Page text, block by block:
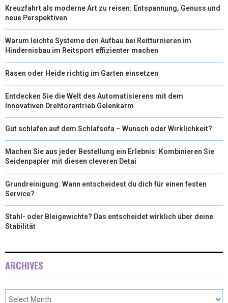
Kreuzfahrt als moderne Art zu reisen: Entspannung, Genuss und
neue Perspektiven
Warum leichte Systeme den Aufbau bei Reitturnieren im
Hindernisbau im Reitsport effizienter machen
Rasen oder Heide richtig im Garten einsetzen
Entdecken Sie die Welt des Automatisierens mit dem
Innovativen Drehtorantrieb Gelenkarm
Gut schlafen auf dem Schlafsofa – Wunsch oder Wirklichkeit?
Machen Sie aus jeder Bestellung ein Erlebnis: Kombinieren Sie
Seidenpapier mit diesen cleveren Detai
Grundreinigung: Wann entscheidest du dich für einen festen
Service?
Stahl- oder Bleigewichte? Das entscheidet wirklich über deine
Stabilität
ARCHIVES